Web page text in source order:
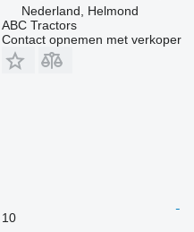
Nederland, Helmond
ABC Tractors
Contact opnemen met verkoper
10